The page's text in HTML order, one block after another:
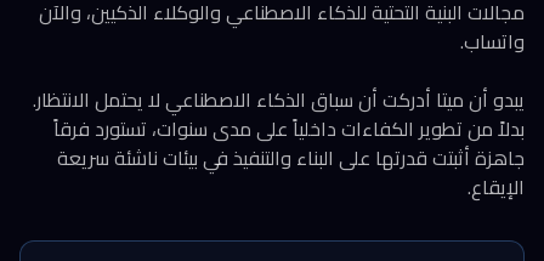
مجالات البنية التحتية للذكاء الاصطناعي والوكلاء الذكيين، والآن
واتساب.
يبدو أن ميتا أدركت أن سباق الذكاء الاصطناعي لا يحتمل الانتظار.
بدلاً من تطوير الكفاءات داخلياً على مدى سنوات، تستورد فرقاً
جاهزة أثبتت قدرتها على البناء والتنفيذ في بيئات ناشئة سريعة
الإيقاع.